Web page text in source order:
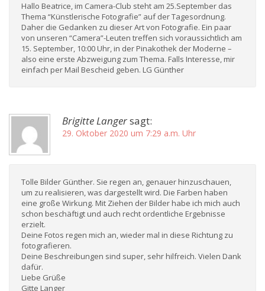
Hallo Beatrice, im Camera-Club steht am 25.September das
Thema “Künstlerische Fotografie” auf der Tagesordnung.
Daher die Gedanken zu dieser Art von Fotografie. Ein paar
von unseren “Camera”-Leuten treffen sich voraussichtlich am
15. September, 10:00 Uhr, in der Pinakothek der Moderne –
also eine erste Abzweigung zum Thema. Falls Interesse, mir
einfach per Mail Bescheid geben. LG Günther
Brigitte Langersagt:
29. Oktober 2020 um 7:29 a.m. Uhr
Tolle Bilder Günther. Sie regen an, genauer hinzuschauen,
um zu realisieren, was dargestellt wird. Die Farben haben
eine große Wirkung. Mit Ziehen der Bilder habe ich mich auch
schon beschäftigt und auch recht ordentliche Ergebnisse
erzielt.
Deine Fotos regen mich an, wieder mal in diese Richtung zu
fotografieren.
Deine Beschreibungen sind super, sehr hilfreich. Vielen Dank
dafür.
Liebe Grüße
Gitte Langer